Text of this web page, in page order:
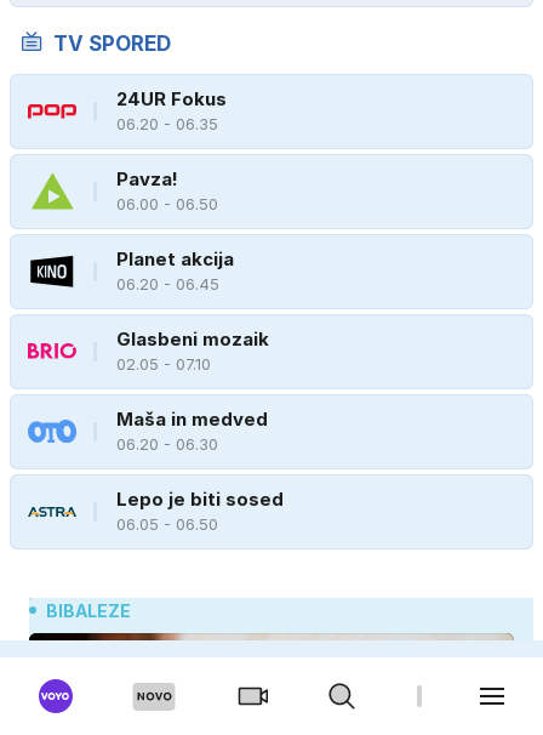
TV SPORED
24UR Fokus
06.20 - 06.35
Pavza!
06.00 - 06.50
Planet akcija
06.20 - 06.45
Glasbeni mozaik
02.05 - 07.10
Maša in medved
06.20 - 06.30
Lepo je biti sosed
06.05 - 06.50
BIBALEZE